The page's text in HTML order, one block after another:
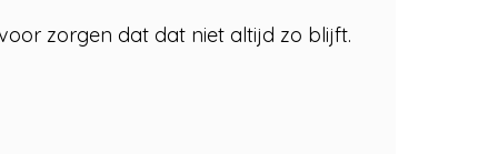
zorgen dat dat niet altijd zo blijft.